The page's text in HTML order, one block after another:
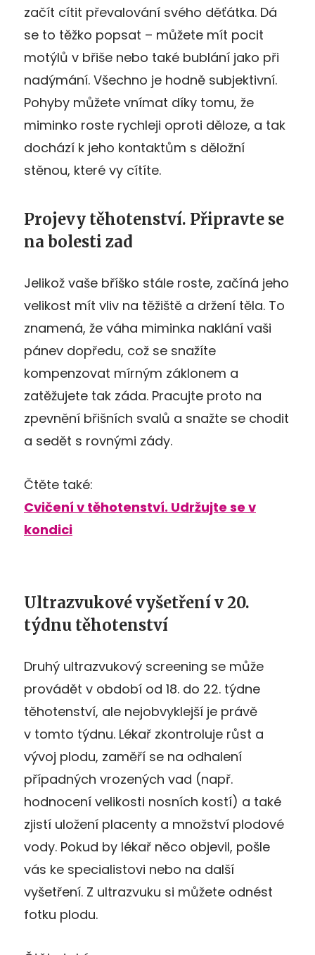
začít cítit převalování svého děťátka. Dá
se to těžko popsat – můžete mít pocit
motýlů v břiše nebo také bublání jako při
nadýmání. Všechno je hodně subjektivní.
Pohyby můžete vnímat díky tomu, že
miminko roste rychleji oproti děloze, a tak
dochází k jeho kontaktům s děložní
stěnou, které vy cítíte.
Projevy těhotenství. Připravte se
na bolesti zad
Jelikož vaše bříško stále roste, začíná jeho
velikost mít vliv na těžiště a držení těla. To
znamená, že váha miminka naklání vaši
pánev dopředu, což se snažíte
kompenzovat mírným záklonem a
zatěžujete tak záda. Pracujte proto na
zpevnění břišních svalů a snažte se chodit
a sedět s rovnými zády.
Čtěte také:
Cvičení v těhotenství. Udržujte se v
kondici
Ultrazvukové vyšetření v 20.
týdnu těhotenství
Druhý ultrazvukový screening se může
provádět v období od 18. do 22. týdne
těhotenství, ale nejobvyklejší je právě
v tomto týdnu. Lékař zkontroluje růst a
vývoj plodu, zaměří se na odhalení
případných vrozených vad (např.
hodnocení velikosti nosních kostí) a také
zjistí uložení placenty a množství plodové
vody. Pokud by lékař něco objevil, pošle
vás ke specialistovi nebo na další
vyšetření. Z ultrazvuku si můžete odnést
fotku plodu.